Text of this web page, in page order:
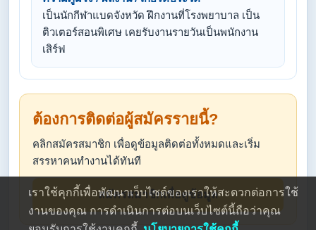
เป็นนักกีฬาแบดจังหวัด ฝึกงานที่โรงพยาบาล เป็น
ติวเตอร์สอนพิเศษ เคยรับงานรายวันเป็นพนักงาน
เสิร์ฟ
ต้องการติดต่อผู้สมัครรายนี้?
คลิกสมัครสมาชิก เพื่อดูข้อมูลติดต่อทั้งหมดและเริ่ม
สรรหาคนทำงานได้ทันที
สมัครสมาชิกเพื่อดูข้อมูล
เราใช้คุกกี้เพื่อพัฒนาเว็บไซต์ของเราให้สะดวกต่อการใช้
งานของคุณ การดำเนินการต่อบนเว็บไซต์นี้ถือว่าคุณ